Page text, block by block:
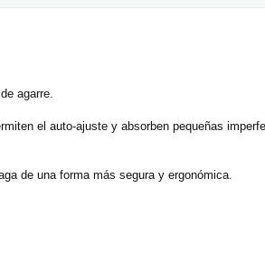
agarre.
el auto-ajuste y absorben pequeñas
de una forma más segura y ergonómica.